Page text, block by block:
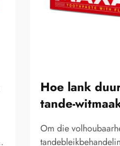
Hoe lank
tande-
Om die